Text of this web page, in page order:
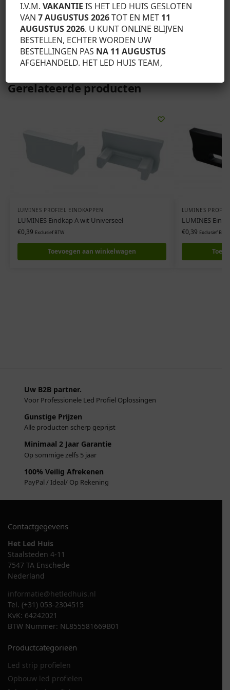
dwarshoekverbinder, (6) montageveren.
SKU: 12-0000-73
Categorie: Lumines profiel eindkappen
Gerelateerde producten
LUMINES PROFIEL EINDKAPPEN
LUMINES Eindkap A wit Universeel
€0,39 Exclusief BTW
Toevoegen aan winkelwagen
LUMINES
LUMINES
€0,39 Exclusief BTW
Uw B2B partner.
Voor Professionele Led Profiel Oplossingen
Gunstige Prijzen
Alle producten scherp geprijst
Minimaal 2 Jaar Garantie
Op sommige zelfs 5 jaar
100% Veilig Afrekenen
PayPal / Ideal/ Op Rekening
Contactgegevens
Het Led Huis
Staalsteden 4-11
7547 TA Enschede
Nederland
informatie@hetledhuis.nl
Tel. (+31) 053-2304515
KvK: 64242021
BTW Nummer: NL855581669B01
Productcategorieën
Led strip profielen
Opbouw led profielen
I.V.M.VAKANTIE IS HET LED HUIS GESLOTEN
VAN7 AUGUSTUS 2026TOT EN MET 11
AUGUSTUS 2026. U KUNT ONLINE BLIJVEN
BESTELLEN, ECHTER WORDEN UW
BESTELLINGEN PAS NA 11 AUGUSTUS
AFGEHANDELD. HET LED HUIS TEAM,